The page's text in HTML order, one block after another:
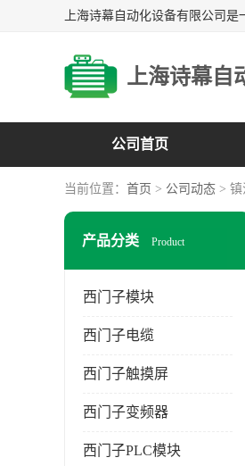
上海诗幕自
公司首页
当前位置： 首页 > 公司动态 > 镇
产品分类 Product
西门子模块
西门子电缆
西门子触摸屏
西门子变频器
西门子PLC模块